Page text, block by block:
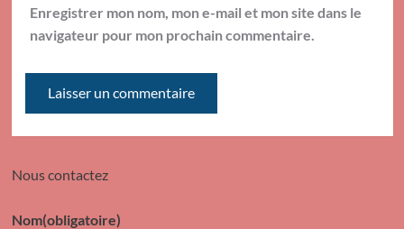
Enregistrer mon nom, mon e-mail et mon site dans le
navigateur pour mon prochain commentaire.
Nous contactez
Nom(obligatoire)